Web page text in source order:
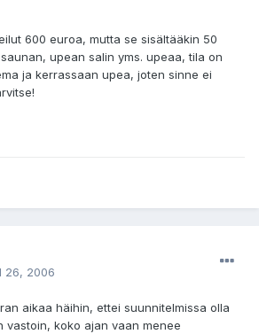
600 euroa, mutta se sisältääkin 50
upean salin yms. upeaa, tila on
ja kerrassaan upea, joten sinne ei
26, 2006
aikaa häihin, ettei suunnitelmissa olla
vastoin, koko ajan vaan menee